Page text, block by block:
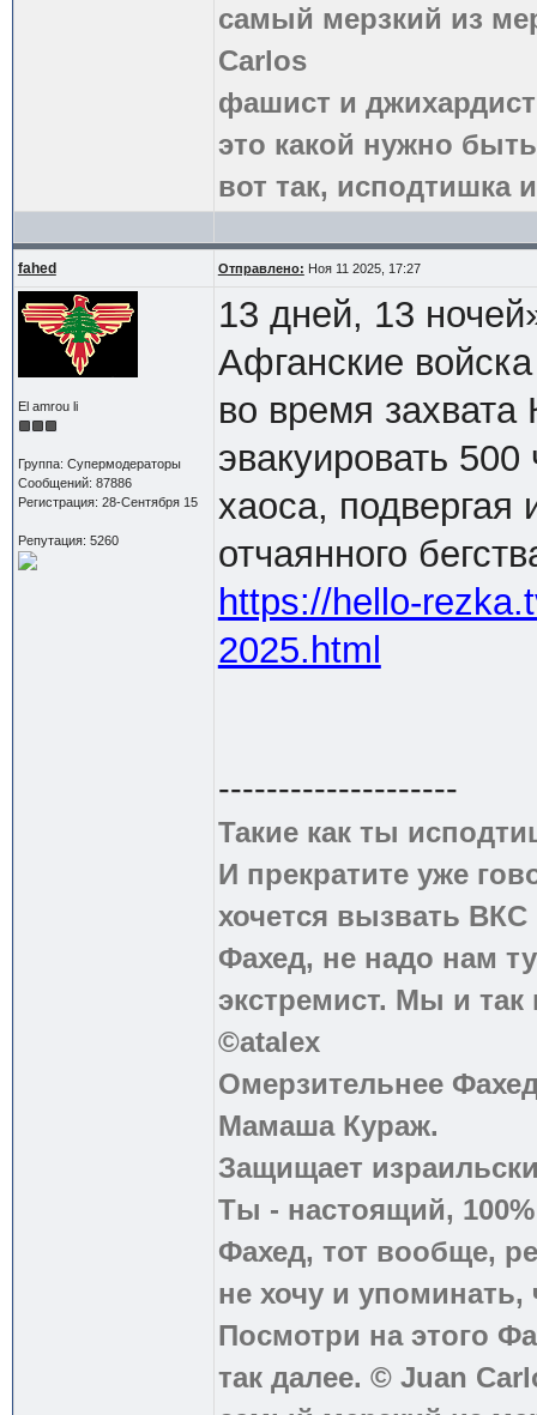
самый мерзкий из
Carlos
фашист и
это какой нужно
вот так, исподтишка
fahed Отправлено: Ноя 11 2025, 17:27
El amrou li
Группа: Супермодераторы
Сообщений: 87886
Регистрация: 28-Сентября 15
Репутация: 5260
13 дней, 13
Афганские
во время
эвакуировать
хаоса, подвергая
отчаянного
https://hello-
2025.html
--------------------
Такие как ты
И прекратите уже
хочется вызвать
Фахед, не надо нам
экстремист. Мы и
©atalex
Омерзительнее
Мамаша Кураж.
Защищает
Ты - настоящий,
Фахед, тот вообще,
не хочу и
Посмотри на этого
так далее. © Juan